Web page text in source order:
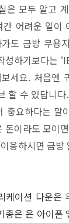
은 모두 알고
어려운 일이
도 금방 무용
하기보다는
세요. 처음엔
할 수 있답니
중요하다는 말
돈이라도 모이
용하시면 금
케이션 다운은
종은 은 아이폰